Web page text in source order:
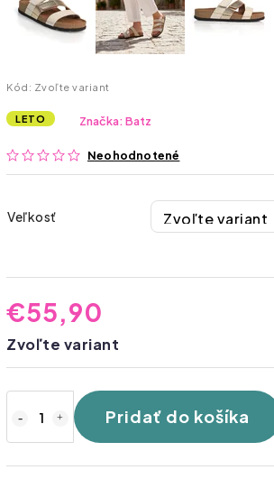
Kód: Zvoľte variant
LETO
Neohodnotené
Značka:Batz
Veľkosť
€55,90
Zvoľte variant
Pridať do košíka